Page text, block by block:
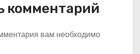
комментарий
вам необходимо